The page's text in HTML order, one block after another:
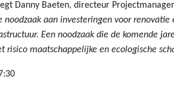
Danny Baeten, directeur
noodzaak aan investeringen voor renovatie
Een noodzaak die de komende
risico maatschappelijke en ecologische